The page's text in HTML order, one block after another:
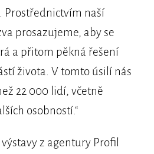
Prostřednictvím naší
prosazujeme, aby se
a přitom pěkná řešení
života. V tomto úsilí nás
22 000 lidí, včetně
osobností.“
z agentury Profil